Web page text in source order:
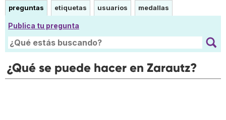
preguntas etiquetas usuarios medallas
Publica tu pregunta
¿Qué se puede hacer en Zarautz?